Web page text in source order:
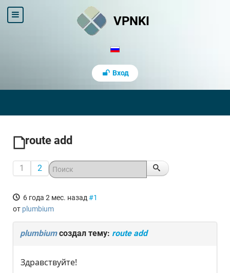
VPNKI
Вход
route add
1 2
6 года 2 мес. назад #1
от plumbium
plumbiumсоздал тему: route add
Здравствуйте!